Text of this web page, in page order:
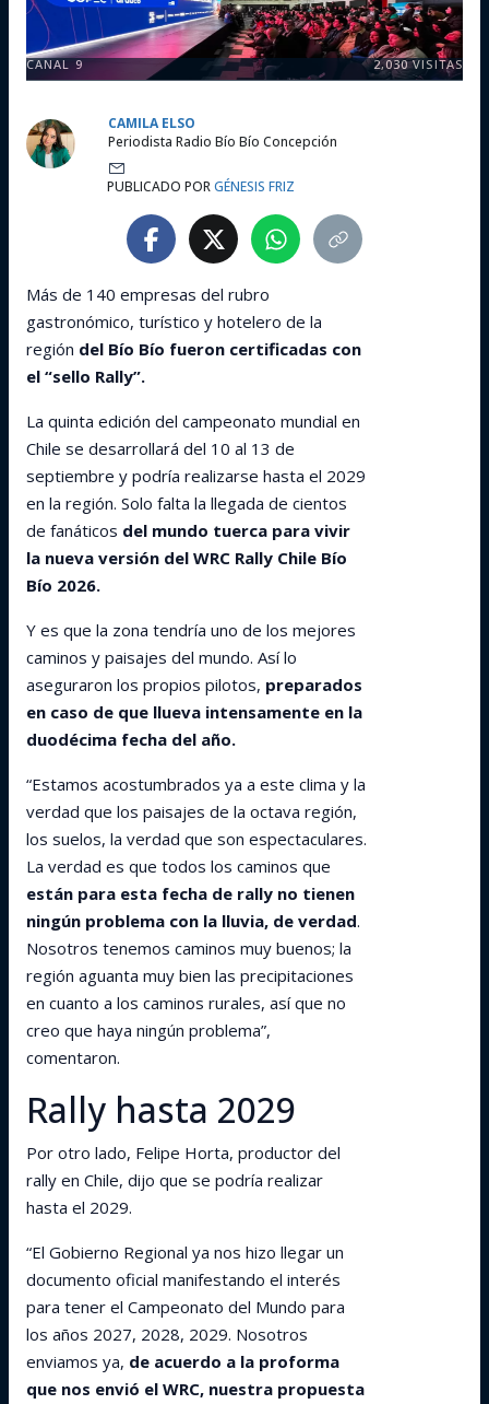
CANAL 9 2,030VISITAS
CAMILA ELSO
Periodista Radio Bío Bío Concepción
PUBLICADO PORGÉNESIS FRIZ
Más de 140 empresas del rubro
gastronómico, turístico y hotelero de la
región del Bío Bío fueron certificadas con
el “sello Rally”.
La quinta edición del campeonato mundial en
Chile se desarrollará del 10 al 13 de
septiembre y podría realizarse hasta el 2029
en la región. Solo falta la llegada de cientos
de fanáticos del mundo tuerca para vivir
la nueva versión del WRC Rally Chile Bío
Bío 2026.
Y es que la zona tendría uno de los mejores
caminos y paisajes del mundo. Así lo
aseguraron los propios pilotos, preparados
en caso de que llueva intensamente en la
duodécima fecha del año.
“Estamos acostumbrados ya a este clima y la
verdad que los paisajes de la octava región,
los suelos, la verdad que son espectaculares.
La verdad es que todos los caminos que
están para esta fecha de rally no tienen
ningún problema con la lluvia, de verdad.
Nosotros tenemos caminos muy buenos; la
región aguanta muy bien las precipitaciones
en cuanto a los caminos rurales, así que no
creo que haya ningún problema”,
comentaron.
Rally hasta 2029
Por otro lado, Felipe Horta, productor del
rally en Chile, dijo que se podría realizar
hasta el 2029.
“El Gobierno Regional ya nos hizo llegar un
documento oficial manifestando el interés
para tener el Campeonato del Mundo para
los años 2027, 2028, 2029. Nosotros
enviamos ya, de acuerdo a la proforma
que nos envió el WRC, nuestra propuesta